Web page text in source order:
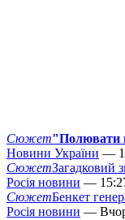
Сюжет"Полювати
Новини України —
СюжетЗагадковий
Росія новини —
СюжетБенкет
Росія новини —